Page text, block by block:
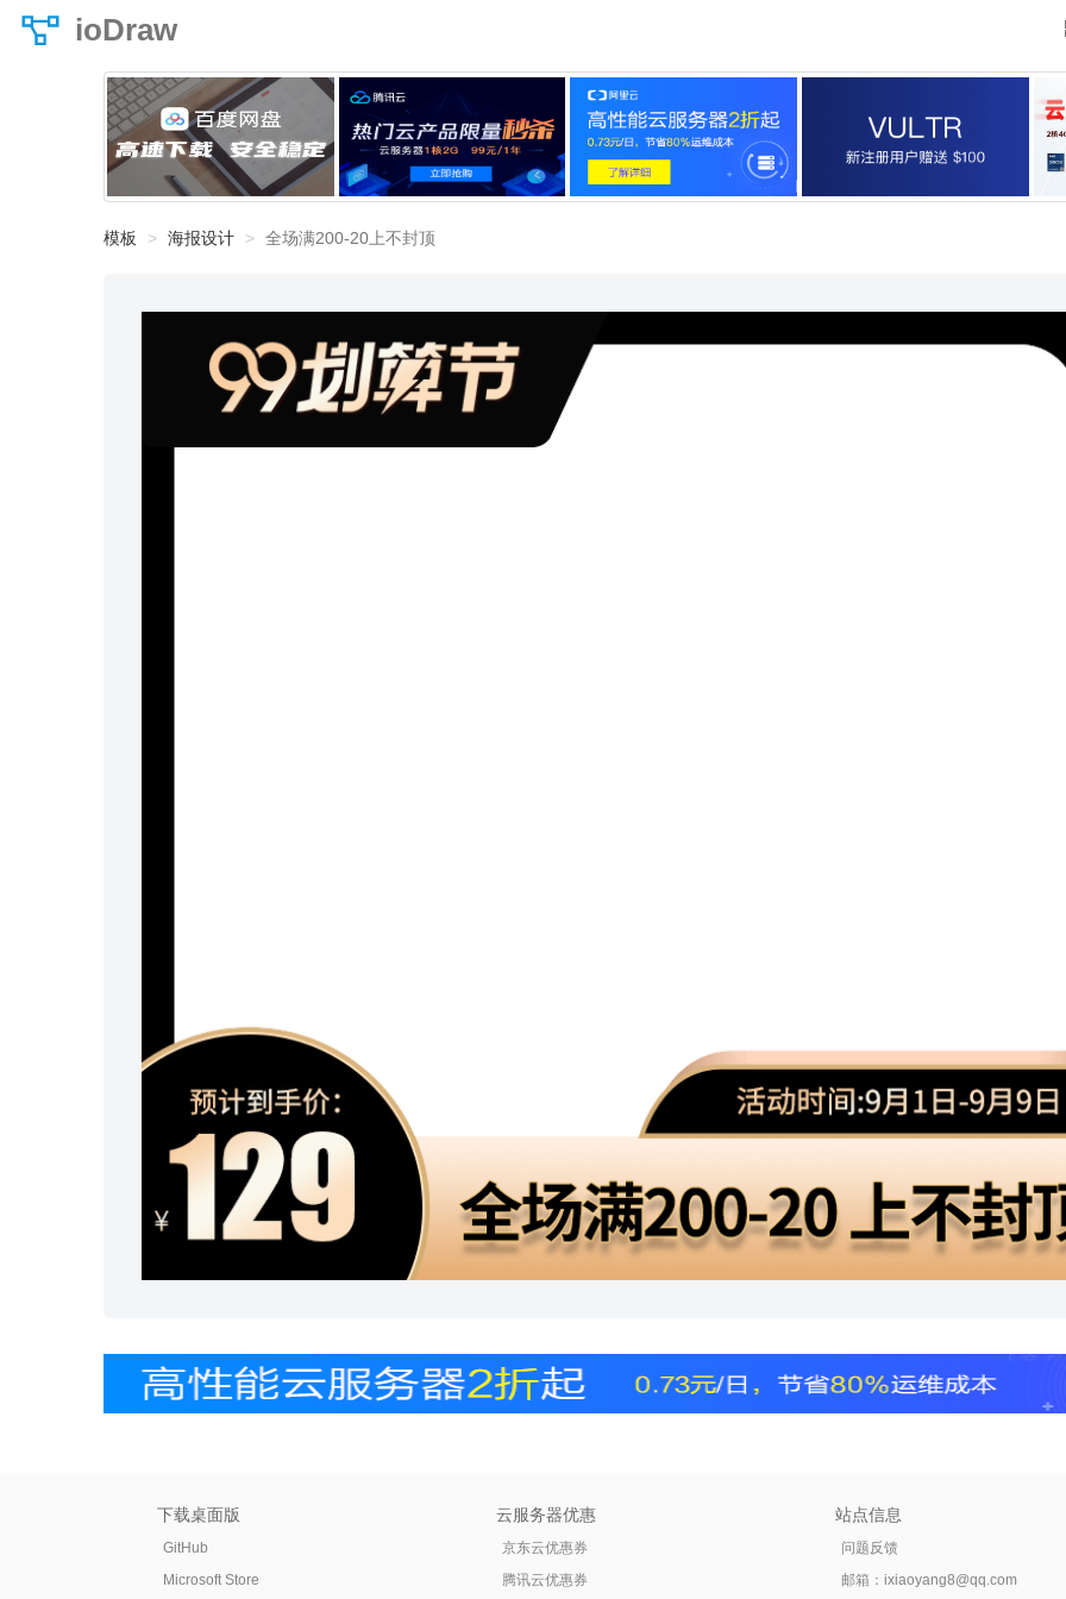
ioDraw
模板 海报设计 全场满200-20上不封顶
下载桌面版
GitHub
Microsoft Store
云服务器优惠
京东云优惠券
腾讯云优惠券
站点信息
问题反馈
邮箱： ixiaoyang8@qq.com